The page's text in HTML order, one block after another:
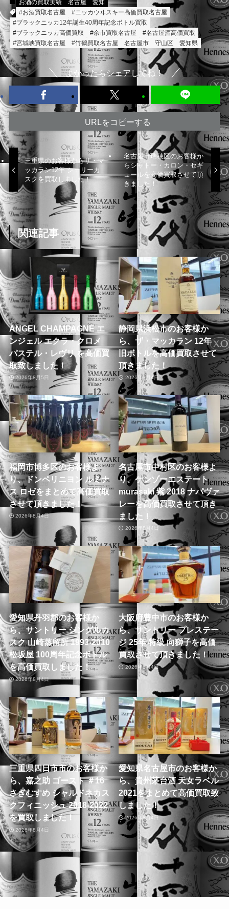
お酒の買取実績 名古屋
愛知
#お酒買取名古屋
#ニッカウヰスキー高価買取名古屋
#ブラックニッカ12年誕生40周年記念ボトル買取
#ブラックニッカ高価買取
#余市買取名古屋
#名古屋酒高価買取
#宮城峡買取名古屋
#竹鶴買取名古屋 名古屋市 守山区 愛知県
よかったらシェアしてね！
URLをコピーする
三重県のお客様からザ・マ
ッカラン12年 シェリーカ
スクを買取しました！
名古屋市瑞穂区のお客様か
らシャトー・カロン・セギ
ュールを高価買取させて頂
きました！
関連記事
ANGEL CHAMPAGNE エ
ンジェル エクラ・クロメ
パステル・レヴリ を高価買
取致しました！
2026年8月5日
静岡県浜松市のお客様か
ら、ザ・マッカラン 12年
旧ボトルを高価買取させて
頂きました！
2026年8月4日
福岡市博多区のお客様よ
り、ドンペリニヨン ルミナ
ス ロゼをまとめて高価買取
させて頂きました！
2026年8月4日
名古屋市中村区のお客様よ
り、ケンゾーエステート
murasaki 紫 2018 ナパヴァ
レーを高価買取させて頂き
ました！
2026年8月4日
愛知県丹羽郡のお客様か
ら、サントリー シングルカ
スク 山崎蒸留所 1993-2010
松坂屋 100周年記念ボトル
を高価買取しました！
2026年8月4日
大阪府豊中市のお客様か
ら、サントリー プレステー
ジ 25年 特級 向獅子を高価
買取させて頂きました！
2026年8月4日
三重県四日市市のお客様か
ら、嘉之助 ゴースト ＃16
さぎむすめ シャルドネカス
クフィニッシュ 2018-2022
を買取しました！
2026年8月4日
愛知県名古屋市のお客様か
ら、貴州茅台酒 天女ラベル
2021をまとめて高価買取致
しました！
2026年8月4日